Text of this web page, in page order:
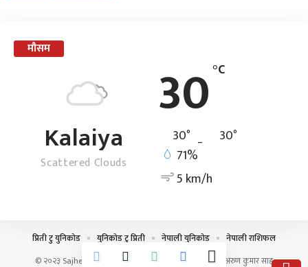
मौसम
30 °C
Kalaiya
Scattered Clouds
30° 30°
71%
5 km/h
© २०२३ SajhedariDaily.com सर्वाधिकार सुरक्षित । डिजाईन : अरुण कुमार साह
प्रिती टु युनिकोड युनिकोड टु प्रिती नेपाली युनिकोड नेपाली राशिफल